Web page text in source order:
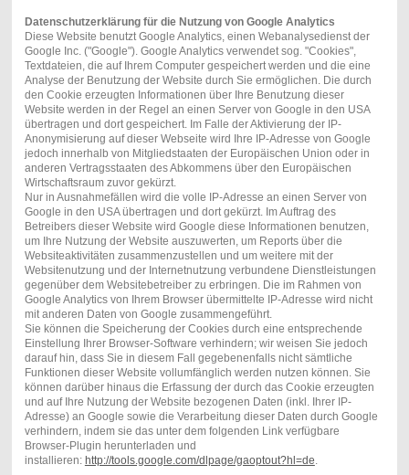
Datenschutzerklärung für die Nutzung von Google Analytics
Diese Website benutzt Google Analytics, einen Webanalysedienst der
Google Inc. ("Google"). Google Analytics verwendet sog. "Cookies",
Textdateien, die auf Ihrem Computer gespeichert werden und die eine
Analyse der Benutzung der Website durch Sie ermöglichen. Die durch
den Cookie erzeugten Informationen über Ihre Benutzung dieser
Website werden in der Regel an einen Server von Google in den USA
übertragen und dort gespeichert. Im Falle der Aktivierung der IP-
Anonymisierung auf dieser Webseite wird Ihre IP-Adresse von Google
jedoch innerhalb von Mitgliedstaaten der Europäischen Union oder in
anderen Vertragsstaaten des Abkommens über den Europäischen
Wirtschaftsraum zuvor gekürzt.
Nur in Ausnahmefällen wird die volle IP-Adresse an einen Server von
Google in den USA übertragen und dort gekürzt. Im Auftrag des
Betreibers dieser Website wird Google diese Informationen benutzen,
um Ihre Nutzung der Website auszuwerten, um Reports über die
Websiteaktivitäten zusammenzustellen und um weitere mit der
Websitenutzung und der Internetnutzung verbundene Dienstleistungen
gegenüber dem Websitebetreiber zu erbringen. Die im Rahmen von
Google Analytics von Ihrem Browser übermittelte IP-Adresse wird nicht
mit anderen Daten von Google zusammengeführt.
Sie können die Speicherung der Cookies durch eine entsprechende
Einstellung Ihrer Browser-Software verhindern; wir weisen Sie jedoch
darauf hin, dass Sie in diesem Fall gegebenenfalls nicht sämtliche
Funktionen dieser Website vollumfänglich werden nutzen können. Sie
können darüber hinaus die Erfassung der durch das Cookie erzeugten
und auf Ihre Nutzung der Website bezogenen Daten (inkl. Ihrer IP-
Adresse) an Google sowie die Verarbeitung dieser Daten durch Google
verhindern, indem sie das unter dem folgenden Link verfügbare
Browser-Plugin herunterladen und
installieren: http://tools.google.com/dlpage/gaoptout?hl=de